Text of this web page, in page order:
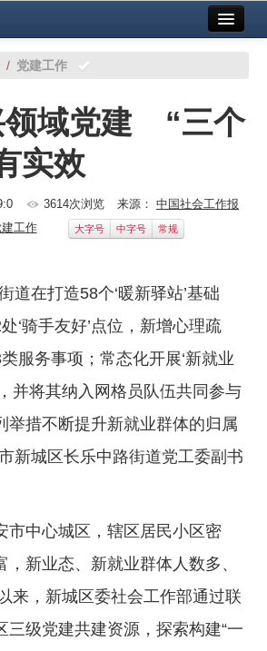
广告服务
/ 党建工作
领域党建 “三个
实效
3614次浏览 来源： 中国社会工作报
建工作 大字号 中字号 常规
道在打造58个‘暖新驿站’基础
‘骑手友好’点位，新增心理疏
服务事项；常态化开展‘新就业
并将其纳入网格员队伍共同参与
举措不断提升新就业群体的归属
新城区长乐中路街道党工委副书
市中心城区，辖区居民小区密
新业态、新就业群体人数多、
来，新城区委社会工作部通过联
三级党建共建资源，探索构建“一